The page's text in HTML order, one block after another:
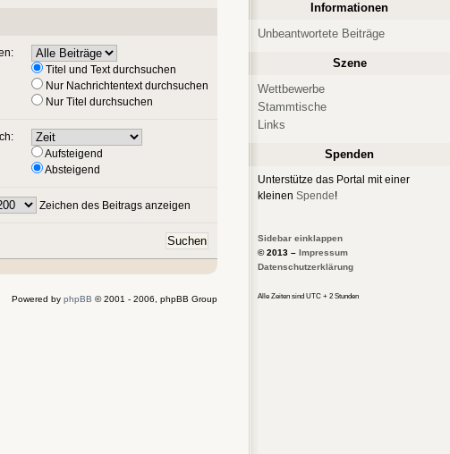
Titel und Text durchsuchen
Nur Nachrichtentext durchsuchen
Nur Titel durchsuchen
Aufsteigend
Absteigend
Zeichen des Beitrags anzeigen
Powered by phpBB © 2001 - 2006, phpBB Group
Informationen
Unbeantwortete Beiträge
Szene
Wettbewerbe
Stammtische
Links
Spenden
Unterstütze das Portal mit einer
kleinen Spende!
Sidebar einklappen
© 2013 – Impressum
Datenschutzerklärung
Alle Zeiten sind UTC + 2 Stunden